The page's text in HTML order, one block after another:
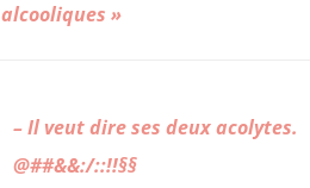
»
– Il veut dire ses deux acolytes.
@##&&:/::!!§§